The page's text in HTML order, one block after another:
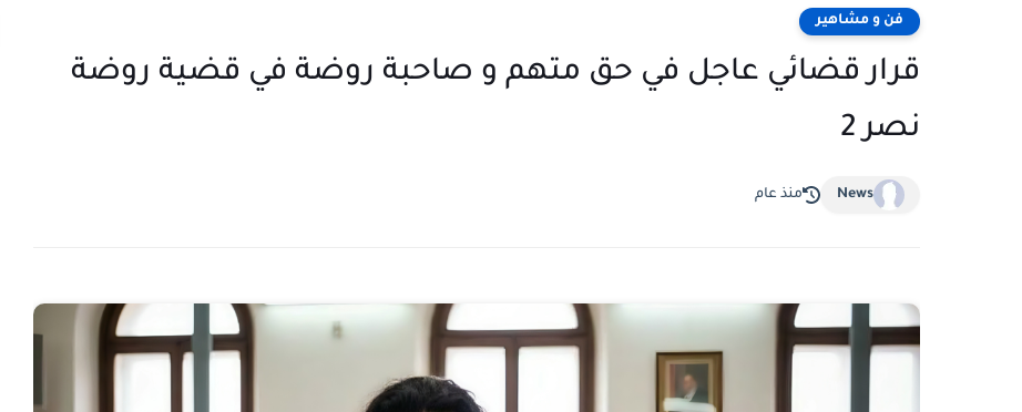
فن و مشاهير
قرار قضائي عاجل في حق متهم و صاحبة روضة في قضية روضة
نصر 2
News منذ عام